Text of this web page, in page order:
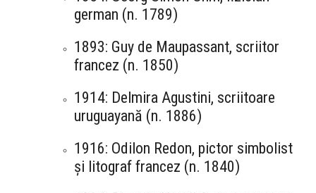
german (n. 1789)
1893: Guy de Maupassant, scriitor
francez (n. 1850)
1914: Delmira Agustini, scriitoare
uruguayană (n. 1886)
1916: Odilon Redon, pictor simbolist
și litograf francez (n. 1840)